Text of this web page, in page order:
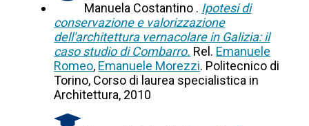
Manuela Costantino . Ipotesi di
conservazione e valorizzazione
dell'architettura vernacolare in Galizia: il
caso studio di Combarro. Rel. Emanuele
Romeo, Emanuele Morezzi. Politecnico di
Torino, Corso di laurea specialistica in
Architettura, 2010